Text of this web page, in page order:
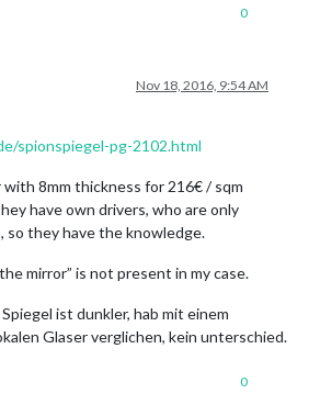
0
Nov 18, 2016, 9:54 AM
spionspiegel-pg-2102.html
8mm thickness for 216€ / sqm
have own drivers, who are only
so they have the knowledge.
mirror” is not present in my case.
ist dunkler, hab mit einem
Glaser verglichen, kein unterschied.
0